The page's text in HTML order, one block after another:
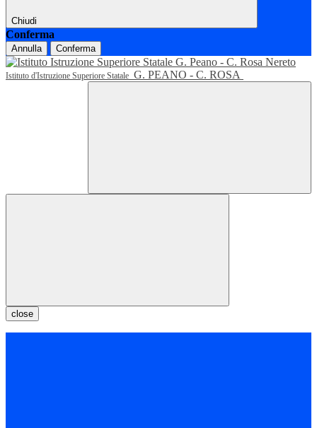
Chiudi
Conferma
Annulla Conferma
Istituto d'Istruzione Superiore Statale G. PEANO - C. ROSA
close